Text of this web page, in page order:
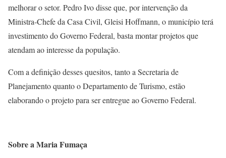
melhorar o setor. Pedro Ivo disse que, por intervenção da
Ministra-Chefe da Casa Civil, Gleisi Hoffmann, o município terá
investimento do Governo Federal, basta montar projetos que
atendam ao interesse da população.
Com a definição desses quesitos, tanto a Secretaria de
Planejamento quanto o Departamento de Turismo, estão
elaborando o projeto para ser entregue ao Governo Federal.
Sobre a Maria Fumaça